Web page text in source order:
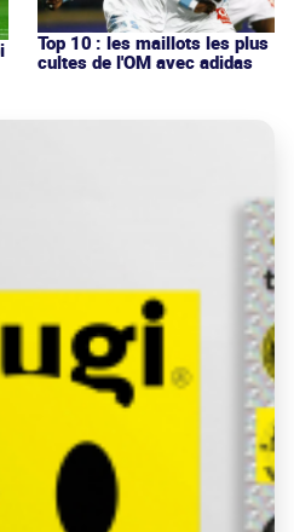
Top 10 : les maillots les plus
cultes de l'OM avec adidas